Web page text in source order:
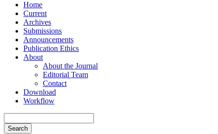
Home
Current
Archives
Submissions
Announcements
Publication Ethics
About
About the Journal
Editorial Team
Contact
Download
Workflow
Search